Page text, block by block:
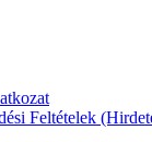
Feltételek